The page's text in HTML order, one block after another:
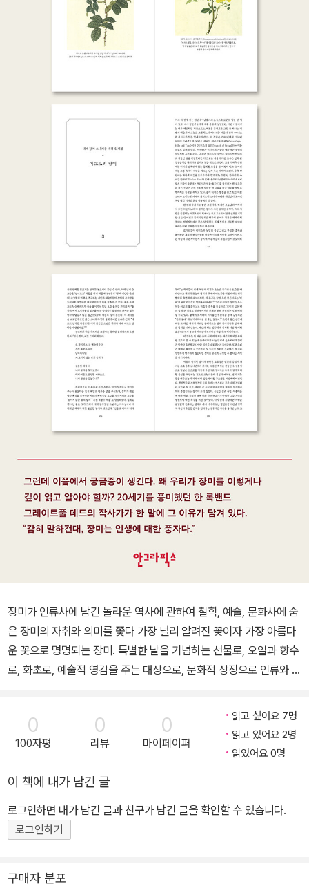
장미가 인류사에 남긴 놀라운 역사에 관하여 철학, 예술, 문화사에 숨
은 장미의 자취와 의미를 쫓다 가장 널리 알려진 꽃이자 가장 아름다
운 꽃으로 명명되는 장미. 특별한 날을 기념하는 선물로, 오일과 향수
로, 화초로, 예술적 영감을 주는 대상으로, 문화적 상징으로 인류와 함
의 무한한 속삭임’을 전하는 매개로 가장 많이 선택되는” 꽃이다. 저
자는 장미에 부여된 ‘꽃의 여왕’이라는 한정된 인식의 울타리를 걷어
내고, 장미가 인류에 남긴 철학적이고 예술적이며 인문학적인 의미를
범위해서 신화부터 종교, 정신분석학, 심리학, 문학, 회화, 식물학, 가
드닝에 이르기까지 사회와 문화, 더 나아가 산업 분야에 스며들어 있
는 장미의 흔적을 찾아 풍성한 장미사를 엮어낸다. 유일신을 숭배하
는 기독교에서 이교도의 상징으로 배척되던 장미가 어떻게 기독교의
적이고 열정적인 사랑의 은유가 되었는지, 각 시대별 화가들은 장미
0
100자평
0
리뷰
0
마이페이퍼
읽고 싶어요 7명
읽고 있어요 2명
읽었어요 0명
이 책에 내가 남긴 글
로그인하면 내가 남긴 글과 친구가 남긴 글을 확인할 수 있습니다.
로그인하기
구매자 분포